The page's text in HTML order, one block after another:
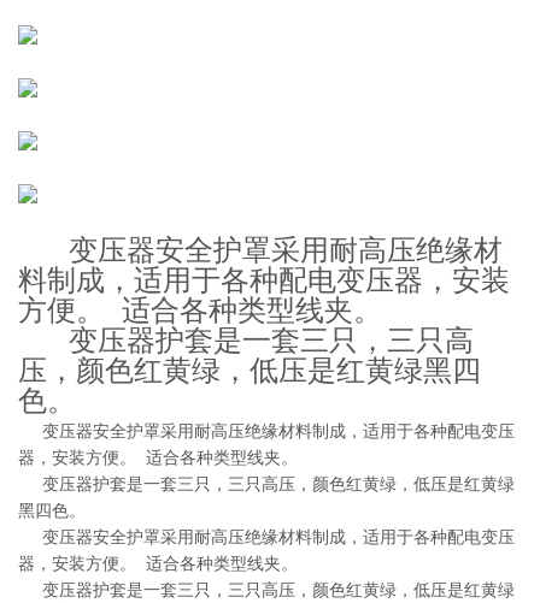
变压器安全护罩采用耐高压绝缘材
料制成，适用于各种配电变压器，安装
方便。 适合各种类型线夹。
变压器护套是一套三只，三只高
压，颜色红黄绿，低压是红黄绿黑四
色。
变压器安全护罩采用耐高压绝缘材料制成，适用于各种配电变压
器，安装方便。 适合各种类型线夹。
变压器护套是一套三只，三只高压，颜色红黄绿，低压是红黄绿
黑四色。
变压器安全护罩采用耐高压绝缘材料制成，适用于各种配电变压
器，安装方便。 适合各种类型线夹。
变压器护套是一套三只，三只高压，颜色红黄绿，低压是红黄绿